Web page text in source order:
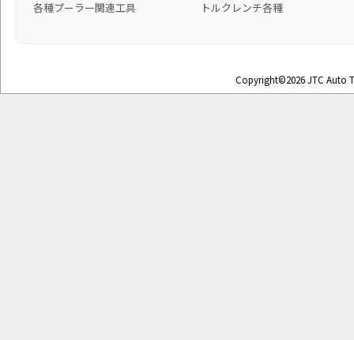
各種プーラー関連工具 トルクレンチ各種
Copyright©2026 JTC Auto